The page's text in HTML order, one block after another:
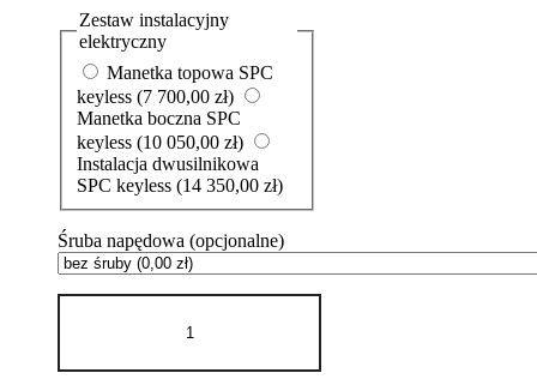
Zestaw instalacyjny
elektryczny
keyless (7 700,00 zł)
Manetka boczna SPC
keyless (10 050,00 zł)
Instalacja dwusilnikowa
SPC keyless (14 350,00 zł)
Śruba napędowa (opcjonalne)
Suzuki
350